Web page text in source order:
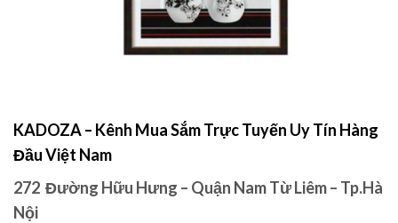
KADOZA – Kênh Mua Sắm Trực Tuyến Uy Tín Hàng
Đầu Việt Nam
272 Đường Hữu Hưng – Quận Nam Từ Liêm – Tp.Hà
Nội